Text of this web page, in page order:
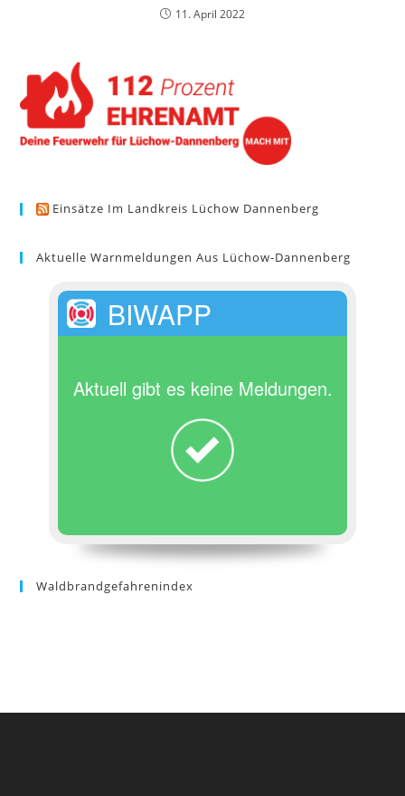
11. April 2022
Einsätze Im Landkreis Lüchow Dannenberg
Aktuelle Warnmeldungen Aus Lüchow-Dannenberg
BIWAPP
Aktuell gibt es keine Meldungen.
Waldbrandgefahrenindex